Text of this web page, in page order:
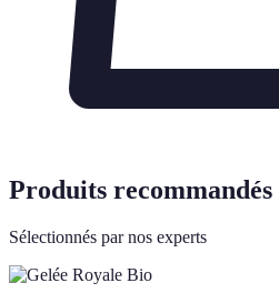
Produits recommandés
Sélectionnés par nos experts